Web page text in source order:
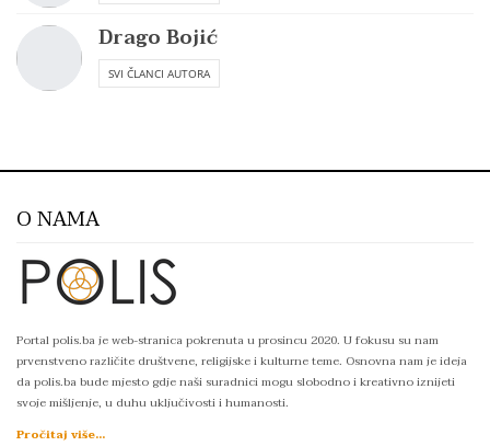
Drago Bojić
SVI ČLANCI AUTORA
O NAMA
Portal polis.ba je web-stranica pokrenuta u prosincu 2020. U fokusu su nam
prvenstveno različite društvene, religijske i kulturne teme. Osnovna nam je ideja
da polis.ba bude mjesto gdje naši suradnici mogu slobodno i kreativno iznijeti
svoje mišljenje, u duhu uključivosti i humanosti.
Pročitaj više...